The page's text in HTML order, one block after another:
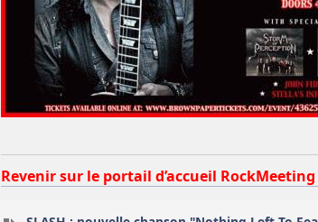
Revenir sur le portail d’accueil